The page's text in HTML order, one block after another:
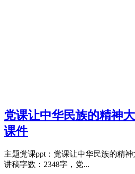
党课让中华民族的精神
课件
主题党课ppt：党课让中华民族的精
讲稿字数：2348字，党...